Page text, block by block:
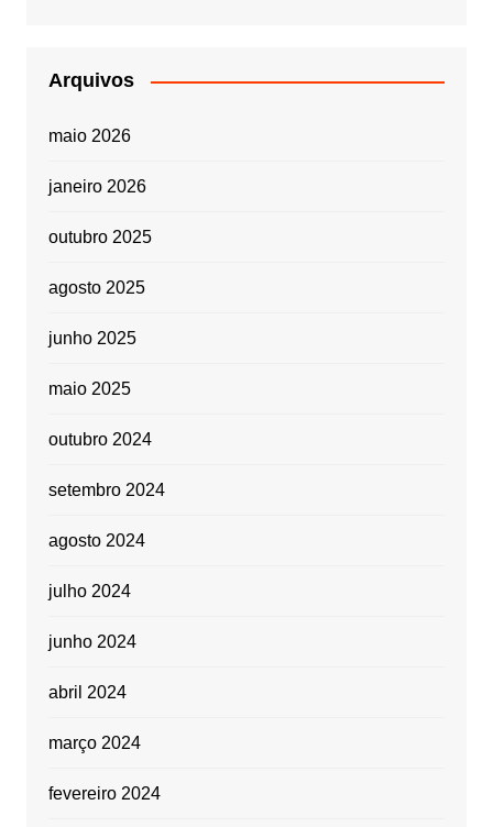
Arquivos
maio 2026
janeiro 2026
outubro 2025
agosto 2025
junho 2025
maio 2025
outubro 2024
setembro 2024
agosto 2024
julho 2024
junho 2024
abril 2024
março 2024
fevereiro 2024